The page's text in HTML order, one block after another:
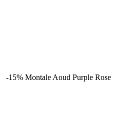
-15% Montale Aoud Purple Rose